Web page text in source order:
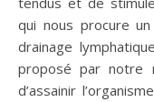
qui nous procure
drainage
proposé par notre
d’assainir